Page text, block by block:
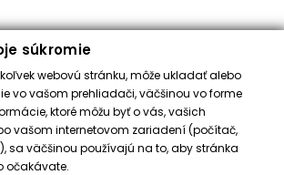
súkromie
webovú stránku, môže ukladať alebo
vo vašom prehliadači, väčšinou vo forme
ktoré môžu byť o vás, vašich
vašom internetovom zariadení (počítač,
sa väčšinou používajú na to, aby stránka
očakávate.